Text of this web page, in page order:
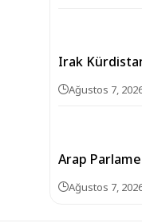
Irak
Ağustos 7,
Arap
Ağustos 7,